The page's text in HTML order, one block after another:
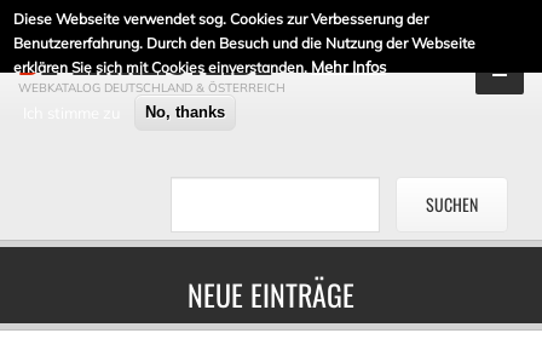
Diese Webseite verwendet sog. Cookies zur Verbesserung der
Benutzererfahrung. Durch den Besuch und die Nutzung der Webseite
erklären Sie sich mit Cookies einverstanden. Mehr Infos
No, thanks
DE-LINKLISTE.DE
WEBKATALOG DEUTSCHLAND & ÖSTERREICH
NEUE EINTRÄGE